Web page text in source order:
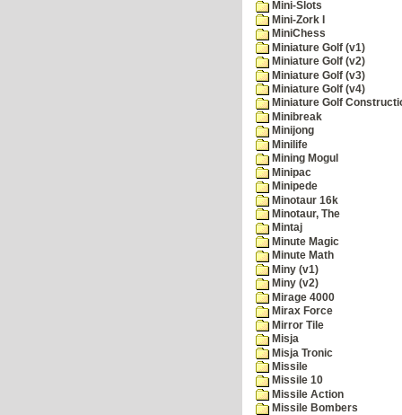
Mini-Slots
Mini-Zork I
MiniChess
Miniature Golf (v1)
Miniature Golf (v2)
Miniature Golf (v3)
Miniature Golf (v4)
Miniature Golf
Minibreak
Minijong
Minilife
Mining Mogul
Minipac
Minipede
Minotaur 16k
Minotaur, The
Mintaj
Minute Magic
Minute Math
Miny (v1)
Miny (v2)
Mirage 4000
Mirax Force
Mirror Tile
Misja
Misja Tronic
Missile
Missile 10
Missile Action
Missile Bombers